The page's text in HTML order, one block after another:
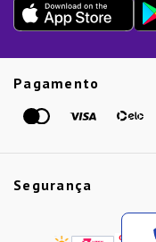
Presente de Natal
Pagamento
Segurança